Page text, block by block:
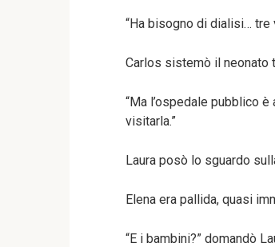
“Ha bisogno di dialisi… tre
Carlos sistemò il neonato
“Ma l’ospedale pubblico
visitarla.”
Laura posò lo sguardo
Elena era pallida, quasi
“E i bambini?” domandò